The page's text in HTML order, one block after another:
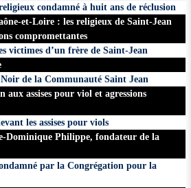
condamné à huit ans de réclusion
et-Loire : les religieux de Saint-Jean
compromettantes
victimes d’un frère de Saint-Jean
de la Communauté Saint Jean
aux assises pour viol et agressions
les assises pour viols
Dominique Philippe, fondateur de la
par la Congrégation pour la